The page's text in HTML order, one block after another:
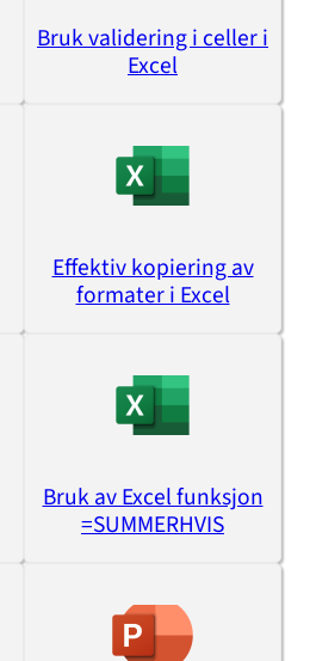
Bruk validering i celler i
Excel
Effektiv kopiering av
formater i Excel
Bruk av Excel funksjon
=SUMMERHVIS